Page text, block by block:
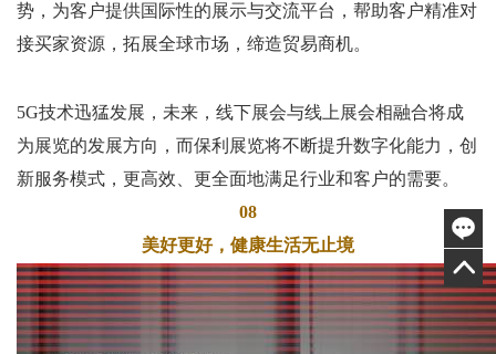
势，为客户提供国际性的展示与交流平台，帮助客户精准对
接买家资源，拓展全球市场，缔造贸易商机。
5G技术迅猛发展，未来，线下展会与线上展会相融合将成
为展览的发展方向，而保利展览将不断提升数字化能力，创
新服务模式，更高效、更全面地满足行业和客户的需要。
08
美好更好，健康生活无止境